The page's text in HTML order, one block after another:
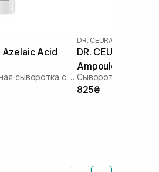
Azelaic Acid
Противовоспалительная сыворотка с азелаиновой кислотой
DR. CEURACLE
DR. CEURACLE
Ampoule 30 мл
825₴